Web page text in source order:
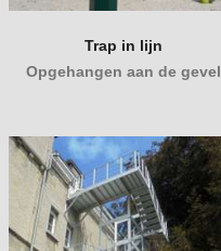
Trap in lijn
Opgehangen aan de gevel